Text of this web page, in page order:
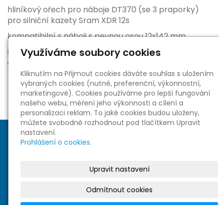
hliníkový ořech pro náboje DT370 (se 3 praporky)
pro silniční kazety Sram XDR 12s
kompatibilní s náboji s pevnou osou 12x142 mm
Dodávka obsahuje:
ořech včetně praporků, koncovku
Sociální sítě
Využíváme soubory cookies
Kliknutím na Přijmout cookies dáváte souhlas s uložením
vybraných cookies (nutné, preferenční, výkonnostní,
marketingové). Cookies používáme pro lepší fungování
našeho webu, měření jeho výkonnosti a cílení a
personalizaci reklam. To jaké cookies budou uloženy,
můžete svobodně rozhodnout pod tlačítkem Upravit
nastavení.
Prohlášení o cookies.
Upravit nastavení
Odmítnout cookies